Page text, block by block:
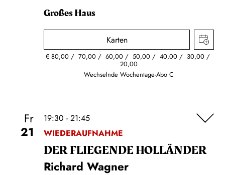
Großes Haus
Karten
€80,00 70,00 60,00 50,00 40,00 30,00
20,00
Wechselnde Wochentage-Abo C
Fr
21
19:30 - 21:45
WIEDERAUFNAHME
DER FLIE­GEN­DE HOL­LÄN­DER
Richard Wagner